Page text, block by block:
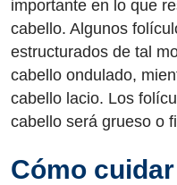
importante en lo que
cabello. Algunos
estructurados de tal
cabello ondulado,
cabello lacio. Los
cabello será grueso o
Cómo